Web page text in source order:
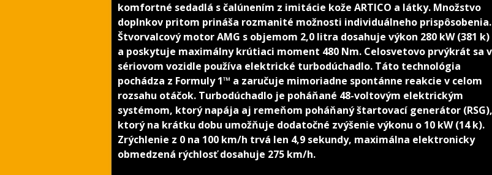
komfortné sedadlá s čalúnením z imitácie kože ARTICO a látky. Množstvo
doplnkov pritom prináša rozmanité možnosti individuálneho prispôsobenia.
Štvorvalcový motor AMG s objemom 2,0 litra dosahuje výkon 280 kW (381 k)
a poskytuje maximálny krútiaci moment 480 Nm. Celosvetovo prvýkrát sa v
sériovom vozidle používa elektrické turbodúchadlo. Táto technológia
pochádza z Formuly 1™ a zaručuje mimoriadne spontánne reakcie v celom
rozsahu otáčok. Turbodúchadlo je poháňané 48-voltovým elektrickým
systémom, ktorý napája aj remeňom poháňaný štartovací generátor (RSG),
ktorý na krátku dobu umožňuje dodatočné zvýšenie výkonu o 10 kW (14 k).
Zrýchlenie z 0 na 100 km/h trvá len 4,9 sekundy, maximálna elektronicky
obmedzená rýchlosť dosahuje 275 km/h.